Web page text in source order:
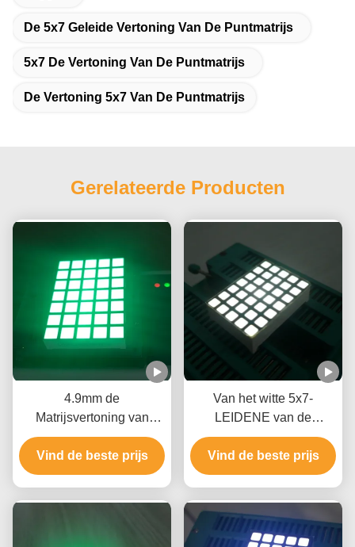
De 5x7 Geleide Vertoning Van De Puntmatrijs
5x7 De Vertoning Van De Puntmatrijs
De Vertoning 5x7 Van De Puntmatrijs
Gerelateerde Producten
4.9mm de
Matrijsvertoning van
Vierkantspunt 5 x 7 Brede
het Bekijken Hoek voor
het Bewegen van Tekens
Vind de beste prijs
Van het witte 5x7-
LEIDENE van de
Puntmatrijs
Programmeerbare
LEIDENE
rendement Vertoning
Vind de beste prijs